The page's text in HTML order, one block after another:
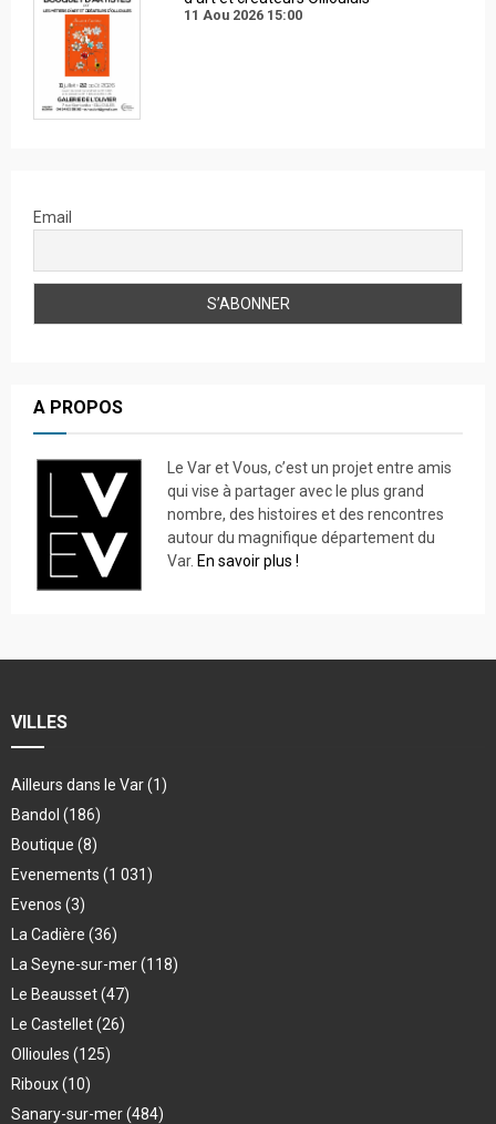
11 Aou 2026 15:00
Email
A PROPOS
Le Var et Vous, c’est un projet entre amis
qui vise à partager avec le plus grand
nombre, des histoires et des rencontres
autour du magnifique département du
Var. En savoir plus !
VILLES
Ailleurs dans le Var(1)
Bandol (186)
Boutique (8)
Evenements (1 031)
Evenos (3)
La Cadière (36)
La Seyne-sur-mer(118)
Le Beausset(47)
Le Castellet(26)
Ollioules (125)
Riboux(10)
Sanary-sur-mer(484)